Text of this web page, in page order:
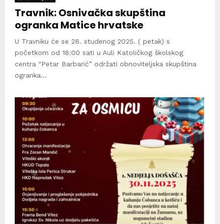
Travnik: Osnivačka skupština
ogranka Matice hrvatske
U Travniku će se 28. studenog 2025. ( petak) s
početkom od 18:00 sati u Auli Katoličkog školskog
centra “Petar Barbarić” održati obnoviteljska skupština
ogranka...